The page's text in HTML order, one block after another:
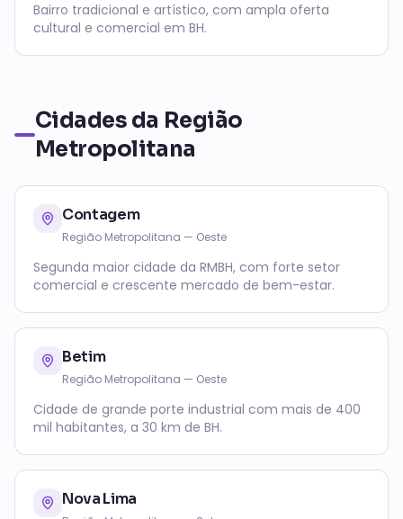
Bairro tradicional e artístico, com ampla oferta
cultural e comercial em BH.
Cidades da Região
Metropolitana
Contagem
Região Metropolitana — Oeste
Segunda maior cidade da RMBH, com forte setor
comercial e crescente mercado de bem-estar.
Betim
Região Metropolitana — Oeste
Cidade de grande porte industrial com mais de 400
mil habitantes, a 30 km de BH.
Nova Lima